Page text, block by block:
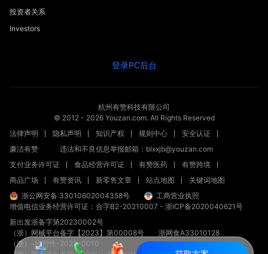
投资者关系
Investors
登录PC后台
杭州有赞科技有限公司
© 2012 - 2026Youzan.com. All Rights Reserved
法律声明
隐私声明 知识产权 规则中心
安全认证
廉洁有赞
违法和不良信息举报邮箱：blxxjb@youzan.com
支付业务许可证
食品经营许可证 有赞医药
有赞跨境
商品广场
有赞资讯 新零售文章 站点地图
关键词地图
浙公网安备 33010602004358号
工商营业执照
增值电信业务经营许可证：合字B2-20210007 - 浙ICP备2020040621号
新出发浙备字第20230002号
（浙）网械平台备字【2023】第00008号
浙网食A33010128
（浙）-经营性-2023-0010